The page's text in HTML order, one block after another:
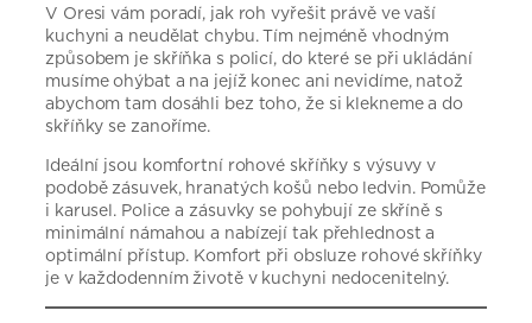
V Oresi vám poradí, jak roh vyřešit právě ve vaší
kuchyni a neudělat chybu. Tím nejméně vhodným
způsobem je skříňka s policí, do které se při ukládání
musíme ohýbat a na jejíž konec ani nevidíme, natož
abychom tam dosáhli bez toho, že si klekneme a do
skříňky se zanoříme.
Ideální jsou komfortní rohové skříňky s výsuvy v
podobě zásuvek, hranatých košů nebo ledvin. Pomůže
i karusel. Police a zásuvky se pohybují ze skříně s
minimální námahou a nabízejí tak přehlednost a
optimální přístup. Komfort při obsluze rohové skříňky
je v každodenním životě v kuchyni nedocenitelný.